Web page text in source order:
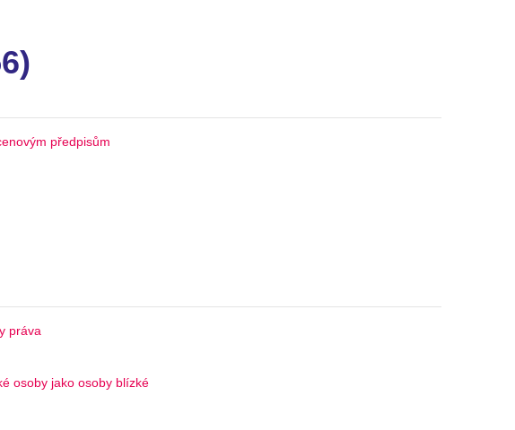
předpisům
práva
osoby jako osoby blízké